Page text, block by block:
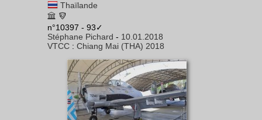
Thaïlande
n°10397 - 93✓
Stéphane Pichard - 10.01.2018
VTCC : Chiang Mai (THA) 2018